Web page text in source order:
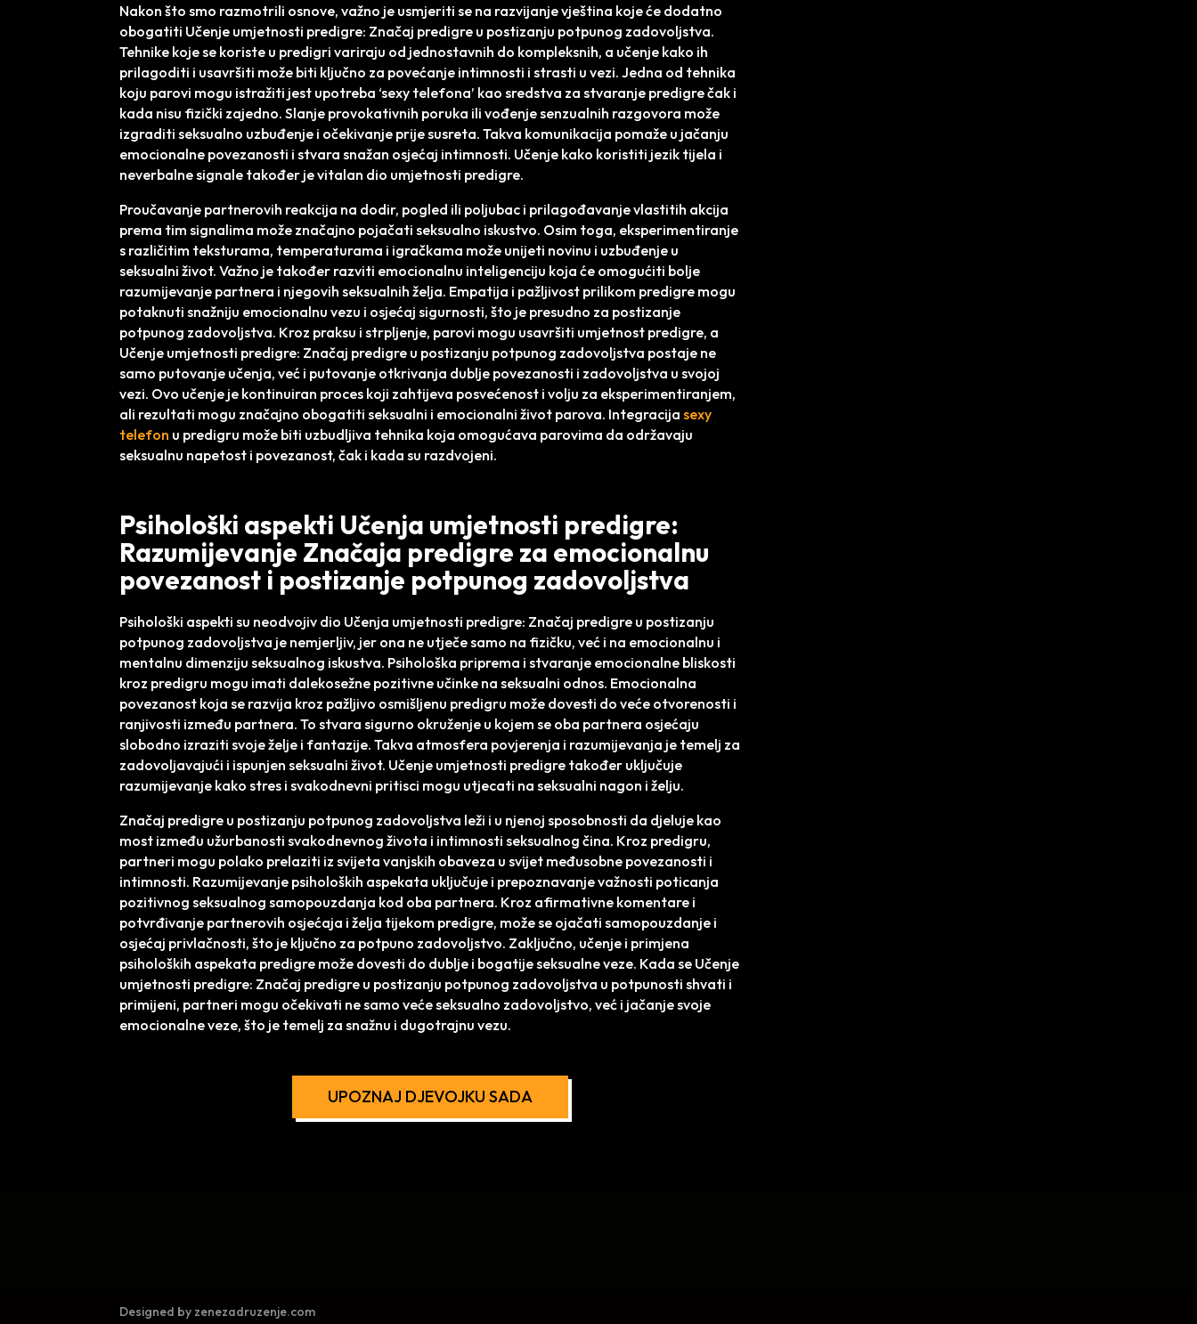
Nakon što smo razmotrili osnove, važno je usmjeriti se na razvijanje vještina koje će dodatno
obogatiti Učenje umjetnosti predigre: Značaj predigre u postizanju potpunog zadovoljstva.
Tehnike koje se koriste u predigri variraju od jednostavnih do kompleksnih, a učenje kako ih
prilagoditi i usavršiti može biti ključno za povećanje intimnosti i strasti u vezi. Jedna od tehnika
koju parovi mogu istražiti jest upotreba ‘sexy telefona’ kao sredstva za stvaranje predigre čak i
kada nisu fizički zajedno. Slanje provokativnih poruka ili vođenje senzualnih razgovora može
izgraditi seksualno uzbuđenje i očekivanje prije susreta. Takva komunikacija pomaže u jačanju
emocionalne povezanosti i stvara snažan osjećaj intimnosti. Učenje kako koristiti jezik tijela i
neverbalne signale također je vitalan dio umjetnosti predigre.
Proučavanje partnerovih reakcija na dodir, pogled ili poljubac i prilagođavanje vlastitih akcija
prema tim signalima može značajno pojačati seksualno iskustvo. Osim toga, eksperimentiranje
s različitim teksturama, temperaturama i igračkama može unijeti novinu i uzbuđenje u
seksualni život. Važno je također razviti emocionalnu inteligenciju koja će omogućiti bolje
razumijevanje partnera i njegovih seksualnih želja. Empatija i pažljivost prilikom predigre mogu
potaknuti snažniju emocionalnu vezu i osjećaj sigurnosti, što je presudno za postizanje
potpunog zadovoljstva. Kroz praksu i strpljenje, parovi mogu usavršiti umjetnost predigre, a
Učenje umjetnosti predigre: Značaj predigre u postizanju potpunog zadovoljstva postaje ne
samo putovanje učenja, već i putovanje otkrivanja dublje povezanosti i zadovoljstva u svojoj
vezi. Ovo učenje je kontinuiran proces koji zahtijeva posvećenost i volju za eksperimentiranjem,
ali rezultati mogu značajno obogatiti seksualni i emocionalni život parova. Integracijasexy
telefon u predigru može biti uzbudljiva tehnika koja omogućava parovima da održavaju
seksualnu napetost i povezanost, čak i kada su razdvojeni.
Psihološki aspekti Učenja umjetnosti predigre:
Razumijevanje Značaja predigre za emocionalnu
povezanost i postizanje potpunog zadovoljstva
Psihološki aspekti su neodvojiv dio Učenja umjetnosti predigre: Značaj predigre u postizanju
potpunog zadovoljstva je nemjerljiv, jer ona ne utječe samo na fizičku, već i na emocionalnu i
mentalnu dimenziju seksualnog iskustva. Psihološka priprema i stvaranje emocionalne bliskosti
kroz predigru mogu imati dalekosežne pozitivne učinke na seksualni odnos. Emocionalna
povezanost koja se razvija kroz pažljivo osmišljenu predigru može dovesti do veće otvorenosti i
ranjivosti između partnera. To stvara sigurno okruženje u kojem se oba partnera osjećaju
slobodno izraziti svoje želje i fantazije. Takva atmosfera povjerenja i razumijevanja je temelj za
zadovoljavajući i ispunjen seksualni život. Učenje umjetnosti predigre također uključuje
razumijevanje kako stres i svakodnevni pritisci mogu utjecati na seksualni nagon i želju.
Značaj predigre u postizanju potpunog zadovoljstva leži i u njenoj sposobnosti da djeluje kao
most između užurbanosti svakodnevnog života i intimnosti seksualnog čina. Kroz predigru,
partneri mogu polako prelaziti iz svijeta vanjskih obaveza u svijet međusobne povezanosti i
intimnosti. Razumijevanje psiholoških aspekata uključuje i prepoznavanje važnosti poticanja
pozitivnog seksualnog samopouzdanja kod oba partnera. Kroz afirmativne komentare i
potvrđivanje partnerovih osjećaja i želja tijekom predigre, može se ojačati samopouzdanje i
osjećaj privlačnosti, što je ključno za potpuno zadovoljstvo. Zaključno, učenje i primjena
psiholoških aspekata predigre može dovesti do dublje i bogatije seksualne veze. Kada se Učenje
umjetnosti predigre: Značaj predigre u postizanju potpunog zadovoljstva u potpunosti shvati i
primijeni, partneri mogu očekivati ne samo veće seksualno zadovoljstvo, već i jačanje svoje
emocionalne veze, što je temelj za snažnu i dugotrajnu vezu.
UPOZNAJ DJEVOJKU SADA
Designed by zenezadruzenje.com